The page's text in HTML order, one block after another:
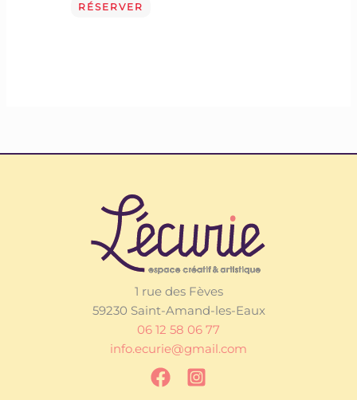
RÉSERVER
1 rue des Fèves
59230 Saint-Amand-les-Eaux
06 12 58 06 77
info.ecurie@gmail.com